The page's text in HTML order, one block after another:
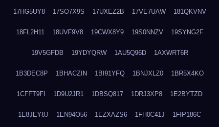
17HG5UY8 17SO7X9S 17UXEZ2B 17VE7UAW 181QKVNV
18FL2H11 18UVF9V8 19CWX8Y9 19S0NNZV 19SYNG2F
19V5GFDB 19YDYQRW 1AU5Q96D 1AXWRT6R
1B3DEC8P 1BHACZIN 1BI91YFQ 1BNJXLZ0 1BR5X4KO
1CFFT9FI 1D9U2JR1 1DBSQ817 1DRJ3XP8 1E2BYTZD
1E8JEY8J 1EN94O56 1EZXAZS6 1FH0C41J 1FIP186C